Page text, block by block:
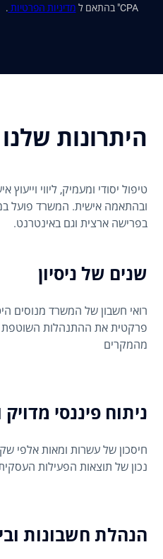
CPA" בהתאם ל מדיניות הפרטיות .
היתרונות שלנו
טיפול יסודי ומעמיק, ליווי
ובהתאמה אישית. המשרד פועל
בפרישה ארצית וגם באינטרנט.
שנים של ניסיון
רואי חשבון של המשרד מנוסים
מהמקרים
ניתוח פיננסי
חיסכון של עשרות ומאות אלפי
נכון של תוצאות הפעילות
הנהלת חשבונות